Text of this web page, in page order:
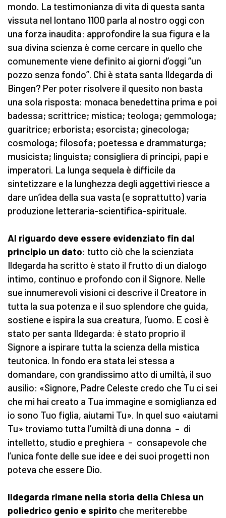
mondo. La testimonianza di vita di questa santa
vissuta nel lontano 1100 parla al nostro oggi con
una forza inaudita: approfondire la sua figura e la
sua divina scienza è come cercare in quello che
comunemente viene definito ai giorni d’oggi “un
pozzo senza fondo”. Chi è stata santa Ildegarda di
Bingen? Per poter risolvere il quesito non basta
una sola risposta: monaca benedettina prima e poi
badessa; scrittrice; mistica; teologa; gemmologa;
guaritrice; erborista; esorcista; ginecologa;
cosmologa; filosofa; poetessa e drammaturga;
musicista; linguista; consigliera di principi, papi e
imperatori. La lunga sequela è difficile da
sintetizzare e la lunghezza degli aggettivi riesce a
dare un’idea della sua vasta (e soprattutto) varia
produzione letteraria-scientifica-spirituale.
Al riguardo deve essere evidenziato fin dal
principio un dato: tutto ciò che la scienziata
Ildegarda ha scritto è stato il frutto di un dialogo
intimo, continuo e profondo con il Signore. Nelle
sue innumerevoli visioni ci descrive il Creatore in
tutta la sua potenza e il suo splendore che guida,
sostiene e ispira la sua creatura, l’uomo. E così è
stato per santa Ildegarda: è stato proprio il
Signore a ispirare tutta la scienza della mistica
teutonica. In fondo era stata lei stessa a
domandare, con grandissimo atto di umiltà, il suo
ausilio: «Signore, Padre Celeste credo che Tu ci sei
che mi hai creato a Tua immagine e somiglianza ed
io sono Tuo figlia, aiutami Tu». In quel suo «aiutami
Tu» troviamo tutta l’umiltà di una donna – di
intelletto, studio e preghiera – consapevole che
l’unica fonte delle sue idee e dei suoi progetti non
poteva che essere Dio.
Ildegarda rimane nella storia della Chiesa un
poliedrico genio e spirito che meriterebbe